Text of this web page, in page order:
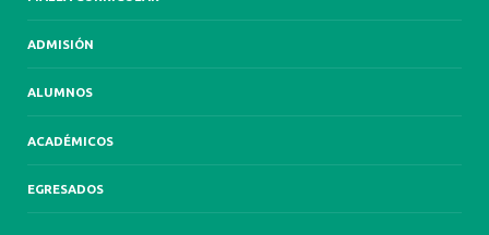
ADMISIÓN
ALUMNOS
ACADÉMICOS
EGRESADOS